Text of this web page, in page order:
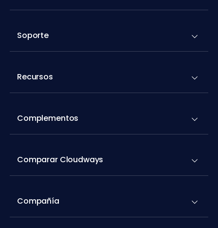
Soporte
Recursos
Complementos
Comparar Cloudways
Compañía